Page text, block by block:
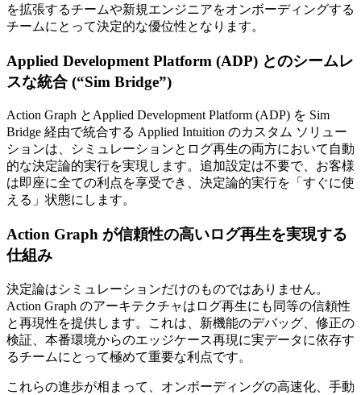
を拡張するチームや新規エンジニアをオンボーディングする
チームにとって決定的な優位性となります。
Applied Development Platform (ADP) とのシームレ
スな統合 (“Sim Bridge”)
Action Graph とApplied Development Platform (ADP) を Sim
Bridge 経由で統合する Applied Intuition のカスタム ソリュー
ションは、シミュレーションとログ再生の両方において自動
的な決定論的実行を実現します。追加設定は不要で、お客様
は即座に全ての利点を享受でき、決定論的実行を「すぐに使
える」状態にします。
Action Graph が信頼性の高いログ再生を実現する
仕組み
決定論はシミュレーションだけのものではありません。
Action Graph のアーキテクチャはログ再生にも同等の信頼性
と再現性を提供します。これは、新機能のデバッグ、修正の
検証、本番環境からのエッジケース再現に実データに依存す
るチームにとって極めて重要な利点です。
これらの進歩が相まって、オンボーディングの高速化、手動